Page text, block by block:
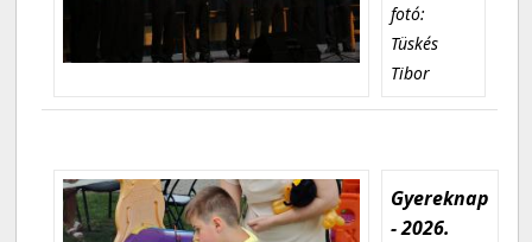
fotó:
Tüskés
Tibor
Gyereknap
- 2026.